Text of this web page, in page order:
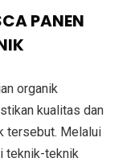
PANEN
organik
kualitas dan
tersebut. Melalui
teknik-teknik